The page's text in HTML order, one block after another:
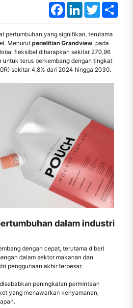
FacebookLinkedInTwitter
pertumbuhan yang signifikan, terutama
Menurut penelitian Grandview, pada
fleksibel diharapkan sekitar 270,96
untuk terus berkembang dengan tingkat
sekitar 4,8% dari 2024 hingga 2030.
dalam industri
dengan cepat, terutama diberi
dalam sektor makanan dan
penggunaan akhir terbesar.
peningkatan permintaan
yang menawarkan kenyamanan,